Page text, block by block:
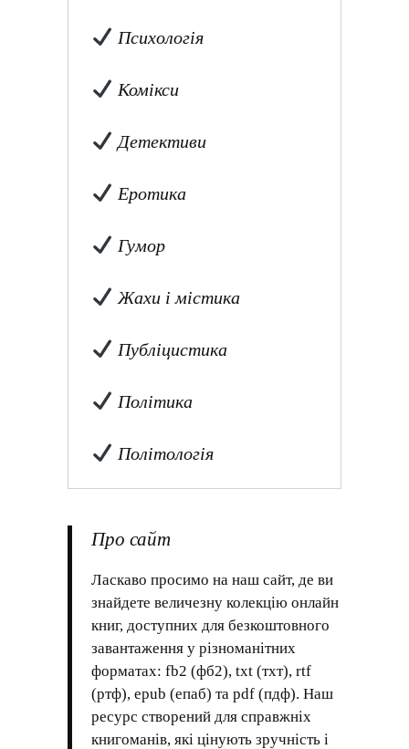
Психологія
Комікси
Детективи
Еротика
Гумор
Жахи і містика
Публіцистика
Політика
Політологія
Про сайт
Ласкаво просимо на наш сайт, де ви
знайдете величезну колекцію онлайн
книг, доступних для безкоштовного
завантаження у різноманітних
форматах: fb2 (фб2), txt (тхт), rtf
(ртф), epub (епаб) та pdf (пдф). Наш
ресурс створений для справжніх
книгоманів, які цінують зручність і